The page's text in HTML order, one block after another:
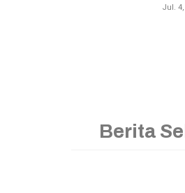
Jul.
Berita